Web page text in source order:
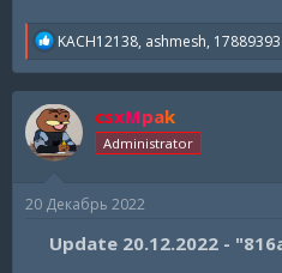
R
a
c
t
i
o
:
KACH12138, ashmesh, 17889393
csxMpak
Administrator
20 Декабрь 2022
Update 20.12.2022 -